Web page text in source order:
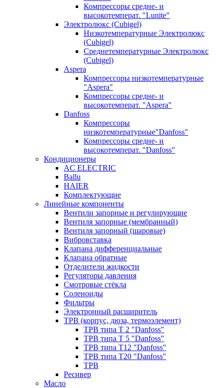
Компрессоры средне- и
высокотемперат. "Lunite"
Электролюкс (Cubigel)
Низкотемпературные Электролюкс
(Cubigel)
Среднетемпературные Электролюкс
(Cubigel)
Aspera
Компрессоры низкотемпературные
"Aspera"
Компрессоры средне- и
высокотемперат. "Aspera"
Danfoss
Компрессоры
низкотемпературные"Danfoss"
Компрессоры средне- и
высокотемперат. "Danfoss"
Кондиционеры
AC ELECTRIC
Ballu
HAIER
Комплектующие
Линейные компоненты
Вентили запорные и регулирующие
Вентиля запорные (мембранный)
Вентиля запорный (шаровые)
Вибровставка
Клапана дифференциальные
Клапана обратные
Отделители жидкости
Регуляторы давления
Смотровые стёкла
Соленоиды
Фильтры
Электронный расширитель
ТРВ (корпус, дюза, термоэлемент)
ТРВ типа Т 2 "Danfoss"
ТРВ типа Т 5 "Danfoss"
ТРВ типа Т12 "Danfoss"
ТРВ типа Т20 "Danfoss"
ТРВ
Ресивер
Масло